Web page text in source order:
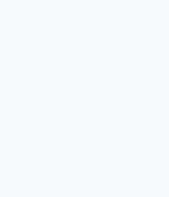
recuperar